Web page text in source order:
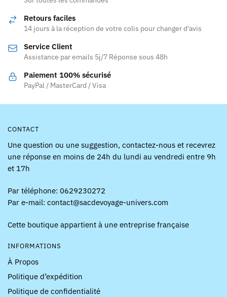
peuvent
être
sur
la
page
du
Retours faciles
14 jours à la réception de votre colis pour changer d'avis
Service Client
Assistance par emails 5j/7 Réponse sous 48h
Paiement 100% sécurisé
PayPal / MasterCard / Visa
CONTACT
Une question ou une suggestion, contactez-nous et recevrez
une réponse en moins de 24h du lundi au vendredi entre 9h
et 17h
Par téléphone: 0629230272
Par e-mail: contact@sacdevoyage-univers.com
Cette boutique appartient à une entreprise française
INFORMATIONS
À Propos
Politique d’expédition
Politique de confidentialité